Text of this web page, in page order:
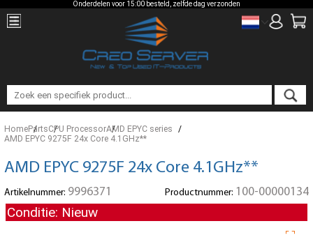
Onderdelen voor 15:00 besteld, zelfde dag verzonden
HomePartsCPU ProcessorAMD EPYC series
AMD EPYC 9275F 24x Core 4.1GHz**
AMD EPYC 9275F 24x Core 4.1GHz**
Artikelnummer: 9996371 Productnummer: 100-00000134
Conditie: Nieuw